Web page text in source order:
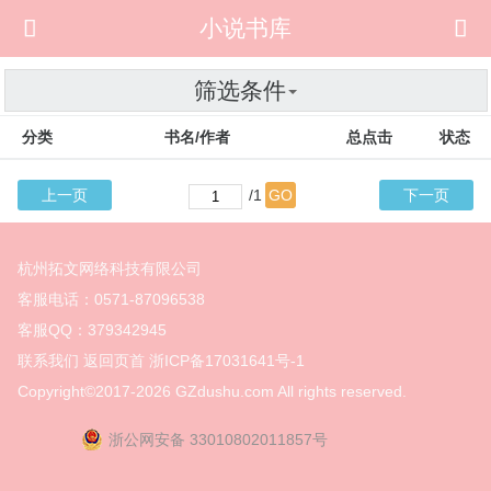
 
小说书库
筛选条件
分类 书名/作者 总点击 状态
上一页 /1 GO 下一页
杭州拓文网络科技有限公司
客服电话：0571-87096538
客服QQ：379342945
联系我们 返回页首 浙ICP备17031641号-1
Copyright©2017-2026 GZdushu.com All rights reserved.
浙公网安备 33010802011857号